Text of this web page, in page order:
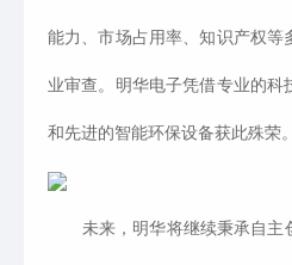
能力、市场占用率、知识产权等
业审查。明华电子凭借专业的
和先进的智能环保设备获此殊荣。
未来，明华将继续秉承自主